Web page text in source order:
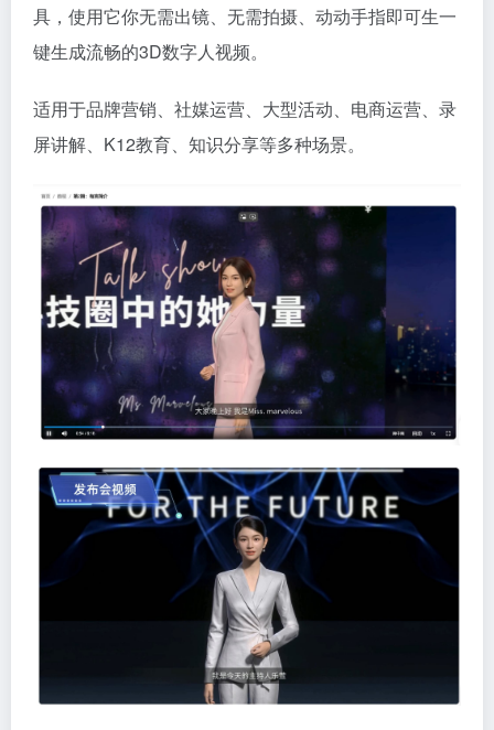
具，使用它你无需出镜、无需拍摄、动动手指即可生一
键生成流畅的3D数字人视频。
适用于品牌营销、社媒运营、大型活动、电商运营、录
屏讲解、K12教育、知识分享等多种场景。